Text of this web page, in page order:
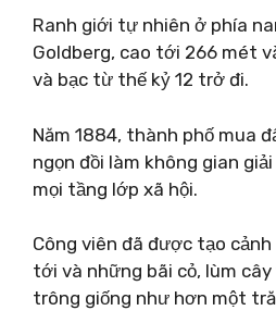
Ranh giới tự nhiên ở phía
Goldberg, cao tới 266 mét
và bạc từ thế kỷ 12 trở đi.
Năm 1884, thành phố mua
ngọn đồi làm không gian
mọi tầng lớp xã hội.
Công viên đã được tạo
tới và những bãi cỏ, lùm
trông giống như hơn một